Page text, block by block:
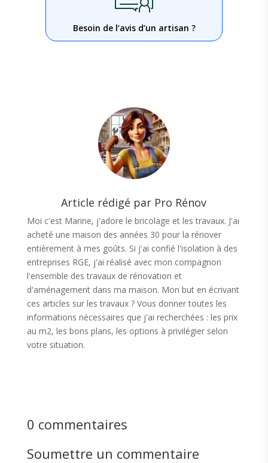
Besoin de l’avis d’un artisan ?
Article rédigé par Pro Rénov
Moi c'est Marine, j'adore le bricolage et les travaux. J'ai
acheté une maison des années 30 pour la rénover
entièrement à mes goûts. Si j'ai confié l'isolation à des
entreprises RGE, j'ai réalisé avec mon compagnon
l'ensemble des travaux de rénovation et
d'aménagement dans ma maison. Mon but en écrivant
ces articles sur les travaux ? Vous donner toutes les
informations nécessaires que j'ai recherchées : les prix
au m2, les bons plans, les options à privilégier selon
votre situation.
0 commentaires
Soumettre un commentaire